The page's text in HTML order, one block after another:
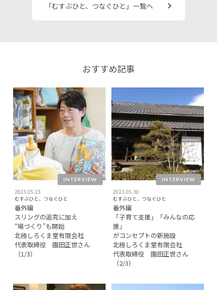
「むすぶひと、つなぐひと」一覧へ
おすすめ記事
2023.05.23
INTERVIEW
むすぶひと、つなぐひと
番外編
スリングの追究に加え
“場づくり”も開始
北極しろくま堂有限会社
代表取締役 園田正世さん
（1/3）
2023.05.30
INTERVIEW
むすぶひと、つなぐひと
番外編
「子育て支援」「みんなの応
援」
がコンセプトの新施設
北極しろくま堂有限会社
代表取締役 園田正世さん
（2/3）